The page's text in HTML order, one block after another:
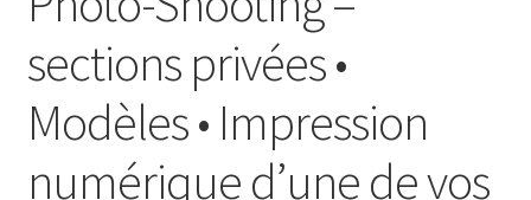
sections privées •
Modèles • Impression
numérique d’une de vos